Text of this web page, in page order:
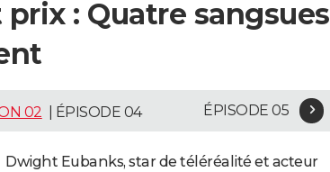
: Quatre sangsues
02 | ÉPISODE 04 ÉPISODE 05
Dwight Eubanks, star de téléréalité et acteur